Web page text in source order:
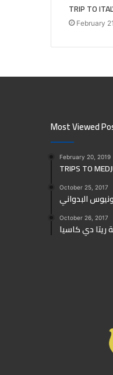
TRIP TO
February
Most Viewed
February 20, 2019
TRIPS TO
October 25, 2017
البدواني
October 26, 2017
ريتا دي كاسيا